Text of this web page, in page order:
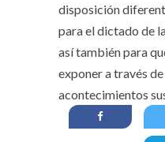
disposición
para el dictado de
así también para
exponer a través
acontecimientos